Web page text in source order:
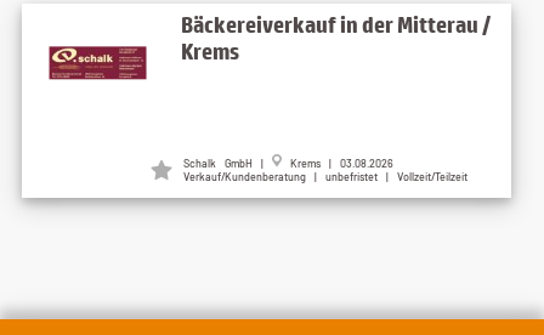
Bäckereiverkauf in der Mitterau /
Krems
Schalk GmbH |
Krems | 03.08.2026
Verkauf/Kundenberatung | unbefristet | Vollzeit/Teilzeit